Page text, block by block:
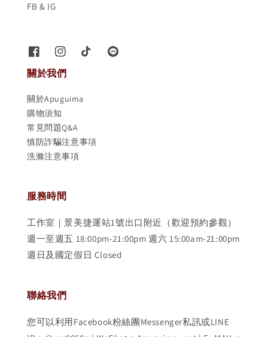
FB & IG
關於我們
關於Apuguima
購物須知
常見問題Q&A
慎防詐騙注意事項
洗滌注意事項
服務時間
工作室｜景美捷運站1號出口附近（歡迎預約參觀）
週一至週五 18:00pm-21:00pm 週六 15:00am-21:00pm
週日及國定假日 Closed
聯絡我們
您可以利用Facebook粉絲團Messenger私訊或LINE